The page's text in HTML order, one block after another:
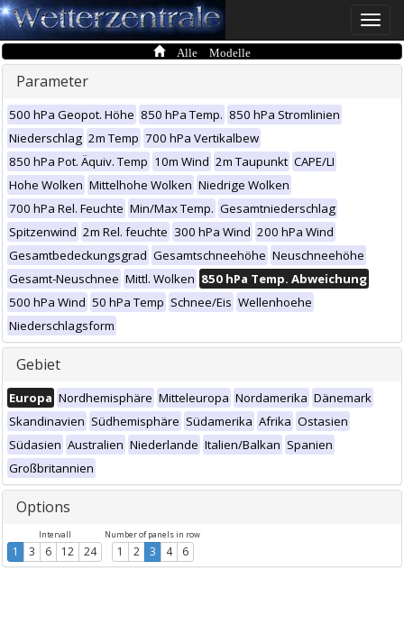
Toggle
Alle Modelle
Parameter
500 hPa Geopot. Höhe 850 hPa Temp. 850 hPa Stromlinien
Niederschlag 2m Temp 700 hPa Vertikalbew
850 hPa Pot. Äquiv. Temp 10m Wind 2m Taupunkt CAPE/LI
Hohe Wolken Mittelhohe Wolken Niedrige Wolken
700 hPa Rel. Feuchte Min/Max Temp. Gesamtniederschlag
Spitzenwind 2m Rel. feuchte 300 hPa Wind 200 hPa Wind
Gesamtbedeckungsgrad Gesamtschneehöhe Neuschneehöhe
Gesamt-Neuschnee Mittl. Wolken 850 hPa Temp. Abweichung
500 hPa Wind 50 hPa Temp Schnee/Eis Wellenhoehe
Niederschlagsform
Gebiet
Europa Nordhemisphäre Mitteleuropa Nordamerika Dänemark
Skandinavien Südhemisphäre Südamerika Afrika Ostasien
Südasien Australien Niederlande Italien/Balkan Spanien
Großbritannien
Options
Intervall
1 3 6 12 24
Number of panels in row
1 2 3 4 6